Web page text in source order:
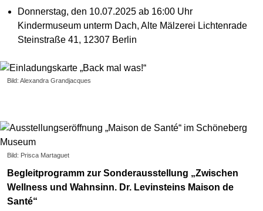
Bild: Alexandra Grandjacques
Donnerstag, den 10.07.2025 ab 16:00 Uhr
Kindermuseum unterm Dach, Alte Mälzerei Lichtenrade
Steinstraße 41, 12307 Berlin
Bild: Prisca Martaguet
Begleitprogramm zur Sonderausstellung „Zwischen
Wellness und Wahnsinn. Dr. Levinsteins Maison de
Santé“